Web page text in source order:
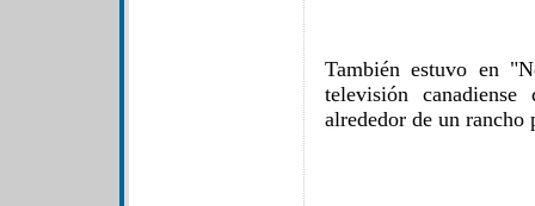
También estuvo en
televisión
alrededor de un rancho